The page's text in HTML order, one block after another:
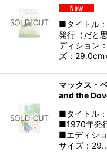
■タイトル
発行（だと
ディション
ズ：
マックス・
and the
■タイトル
■1970年発
■エディシ
サイズ：